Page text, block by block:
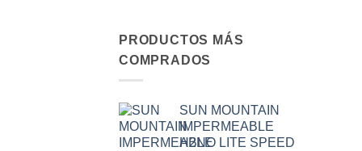
PRODUCTOS MÁS
COMPRADOS
SUN MOUNTAIN
IMPERMEABLE
H2NO LITE SPEED